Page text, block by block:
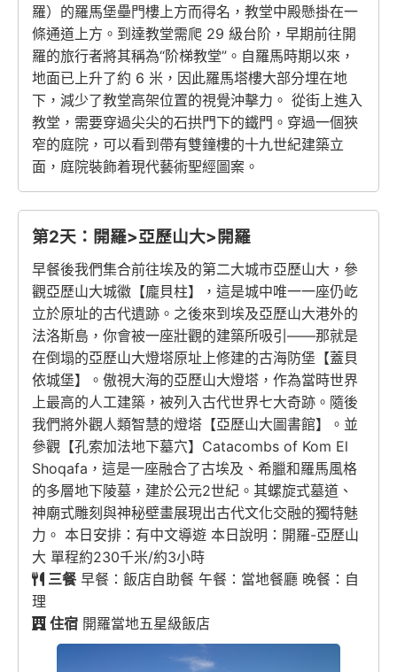
羅）的羅馬堡壘門樓上方而得名，教堂中殿懸掛在一
條通道上方。到達教堂需爬 29 級台阶，早期前往開
羅的旅行者將其稱為“阶梯教堂”。自羅馬時期以來，
地面已上升了約 6 米，因此羅馬塔樓大部分埋在地
下，減少了教堂高架位置的視覺沖擊力。 從街上進入
教堂，需要穿過尖尖的石拱門下的鐵門。穿過一個狹
窄的庭院，可以看到帶有雙鐘樓的十九世紀建築立
面，庭院裝飾着現代藝術聖經圖案。
第2天：開羅>亞歷山大>開羅
早餐後我們集合前往埃及的第二大城市亞歷山大，參
觀亞歷山大城徽【龐貝柱】，這是城中唯一一座仍屹
立於原址的古代遺跡。之後來到埃及亞歷山大港外的
法洛斯島，你會被一座壯觀的建築所吸引——那就是
在倒塌的亞歷山大燈塔原址上修建的古海防堡【蓋貝
依城堡】。傲視大海的亞歷山大燈塔，作為當時世界
上最高的人工建築，被列入古代世界七大奇跡。隨後
我們將外觀人類智慧的燈塔【亞歷山大圖書館】。並
參觀【孔索加法地下墓穴】Catacombs of Kom El
Shoqafa，這是一座融合了古埃及、希臘和羅馬風格
的多層地下陵墓，建於公元2世紀。其螺旋式墓道、
神廟式雕刻與神秘壁畫展現出古代文化交融的獨特魅
力。 本日安排：有中文導遊 本日說明：開羅-亞歷山
大 單程約230千米/約3小時
三餐早餐：飯店自助餐 午餐：當地餐廳 晚餐：自
理
住宿 開羅當地五星級飯店